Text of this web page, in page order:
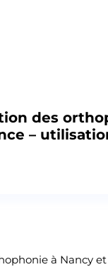
des
–
à Nancy